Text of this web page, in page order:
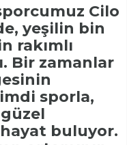
Cilo
yeşilin bin
rakımlı
Bir zamanlar
sporla,
buluyor.